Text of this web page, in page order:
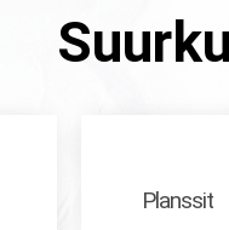
Planssit